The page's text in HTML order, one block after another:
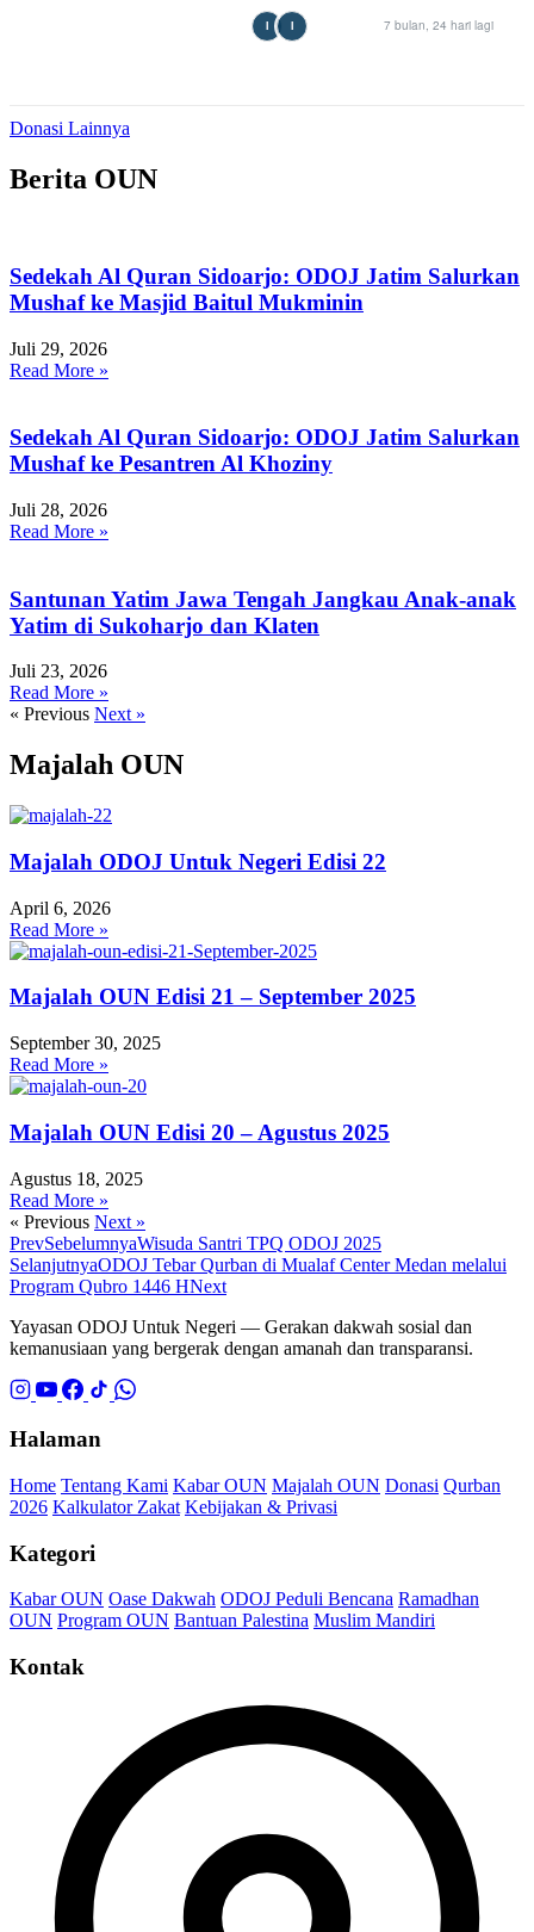
I I 7 bulan, 24 hari lagi
Donasi Lainnya
Berita OUN
Sedekah Al Quran Sidoarjo: ODOJ Jatim Salurkan
Mushaf ke Masjid Baitul Mukminin
Juli 29, 2026
Read More »
Sedekah Al Quran Sidoarjo: ODOJ Jatim Salurkan
Mushaf ke Pesantren Al Khoziny
Juli 28, 2026
Read More »
Santunan Yatim Jawa Tengah Jangkau Anak-anak
Yatim di Sukoharjo dan Klaten
Juli 23, 2026
Read More »
« Previous Next »
Majalah OUN
Majalah ODOJ Untuk Negeri Edisi 22
April 6, 2026
Read More »
Majalah OUN Edisi 21 – September 2025
September 30, 2025
Read More »
Majalah OUN Edisi 20 – Agustus 2025
Agustus 18, 2025
Read More »
« Previous Next »
PrevSebelumnyaWisuda Santri TPQ ODOJ 2025
SelanjutnyaODOJ Tebar Qurban di Mualaf Center Medan melalui
Program Qubro 1446 HNext
Yayasan ODOJ Untuk Negeri — Gerakan dakwah sosial dan
kemanusiaan yang bergerak dengan amanah dan transparansi.
Halaman
Home Tentang Kami Kabar OUN Majalah OUN Donasi Qurban
2026 Kalkulator Zakat Kebijakan & Privasi
Kategori
Kabar OUN Oase Dakwah ODOJ Peduli Bencana Ramadhan
OUN Program OUN Bantuan Palestina Muslim Mandiri
Kontak